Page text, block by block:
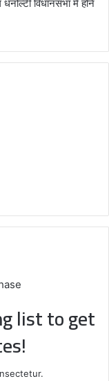
विधानसभा मे होने
list to get